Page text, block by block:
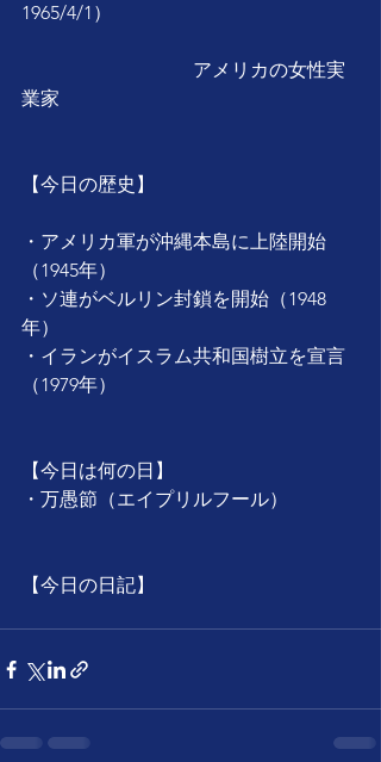
1965/4/1）
アメリカの女性実
業家
【今日の歴史】
・アメリカ軍が沖縄本島に上陸開始
（1945年）
・ソ連がベルリン封鎖を開始（1948
年）
・イランがイスラム共和国樹立を宣言
（1979年）
【今日は何の日】
・万愚節（エイプリルフール）
【今日の日記】